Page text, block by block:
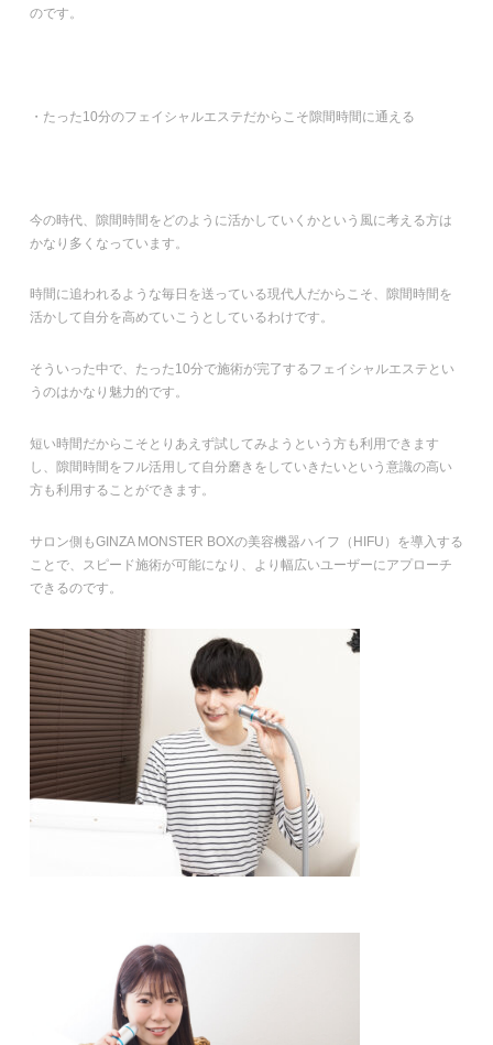
のです。
・たった10分のフェイシャルエステだからこそ隙間時間に通える
今の時代、隙間時間をどのように活かしていくかという風に考える方は
かなり多くなっています。
時間に追われるような毎日を送っている現代人だからこそ、隙間時間を
活かして自分を高めていこうとしているわけです。
そういった中で、たった10分で施術が完了するフェイシャルエステとい
うのはかなり魅力的です。
短い時間だからこそとりあえず試してみようという方も利用できます
し、隙間時間をフル活用して自分磨きをしていきたいという意識の高い
方も利用することができます。
サロン側もGINZA MONSTER BOXの美容機器ハイフ（HIFU）を導入する
ことで、スピード施術が可能になり、より幅広いユーザーにアプローチ
できるのです。